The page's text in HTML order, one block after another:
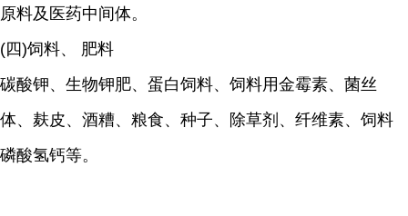
原料及医药中间体。
(四)饲料、 肥料
碳酸钾、生物钾肥、蛋白饲料、饲料用金霉素、菌丝
体、麸皮、酒糟、粮食、种子、除草剂、纤维素、饲料
磷酸氢钙等。